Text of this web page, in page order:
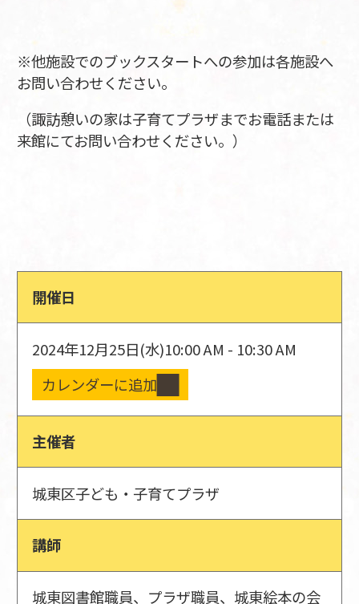
※他施設でのブックスタートへの参加は各施設へ
お問い合わせください。
（諏訪憩いの家は子育てプラザまでお電話または
来館にてお問い合わせください。）
開催日
2024年12月25日(水)10:00 AM - 10:30 AM
カレンダーに追加
主催者
城東区子ども・子育てプラザ
講師
城東図書館職員、プラザ職員、城東絵本の会